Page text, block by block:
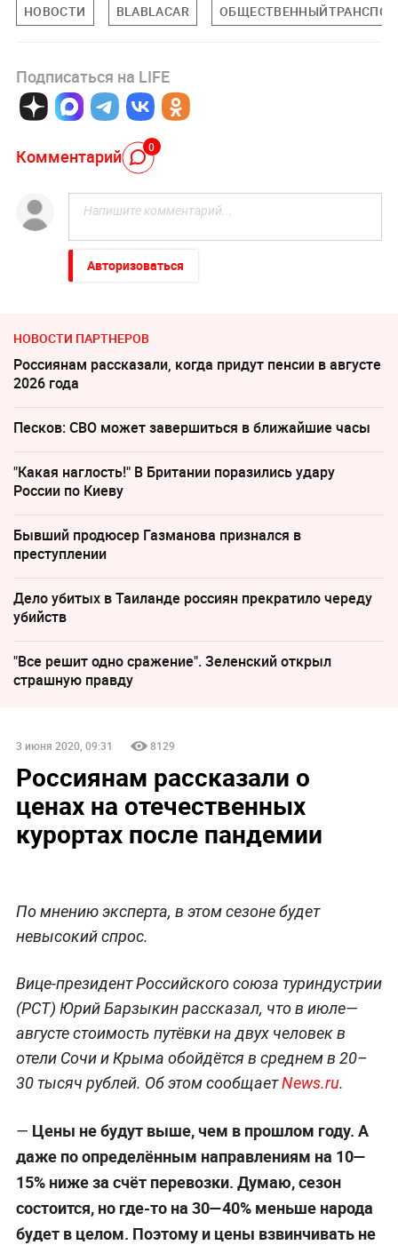
НОВОСТИ BLABLACAR
Подписаться на LIFE
Комментарий 0
Авторизоваться
НОВОСТИ ПАРТНЕРОВ
Россиянам рассказали, когда придут пенсии в августе
2026 года
Песков: СВО может завершиться в ближайшие часы
"Какая наглость!" В Британии поразились удару
России по Киеву
Бывший продюсер Газманова признался в
преступлении
Дело убитых в Таиланде россиян прекратило череду
убийств
"Все решит одно сражение". Зеленский открыл
страшную правду
3 июня 2020, 09:31 8129
Россиянам рассказали о
ценах на отечественных
курортах после пандемии
По мнению эксперта, в этом сезоне будет
невысокий спрос.
Вице-президент Российского союза туриндустрии
(РСТ) Юрий Барзыкин рассказал, что в июле—
августе стоимость путёвки на двух человек в
отели Сочи и Крыма обойдётся в среднем в 20–
30 тысяч рублей. Об этом сообщаетNews.ru.
— Цены не будут выше, чем в прошлом году. А
даже по определённым направлениям на 10—
15% ниже за счёт перевозки. Думаю, сезон
состоится, но где-то на 30—40% меньше народа
будет в целом. Поэтому и цены взвинчивать не